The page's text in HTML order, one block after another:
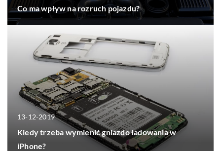
Co ma wpływ na rozruch pojazdu?
13-12-2019
Kiedy trzeba wymienić gniazdo ładowania w
iPhone?